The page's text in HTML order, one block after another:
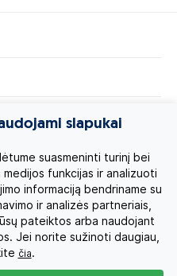
slapukai
suasmeninti turinį bei
funkcijas ir analizuoti
informaciją bendriname su
ir analizės partneriais,
pateiktos arba naudojant
Jei norite sužinoti daugiau,
čia.